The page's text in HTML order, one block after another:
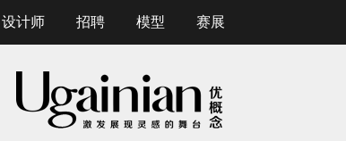
设计师 招聘 模型 赛展